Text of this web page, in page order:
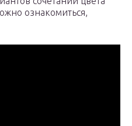
ознакомиться,